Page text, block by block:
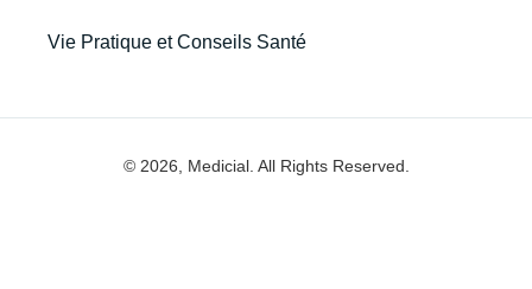
Vie Pratique et Conseils Santé
© 2026, Medicial. All Rights Reserved.